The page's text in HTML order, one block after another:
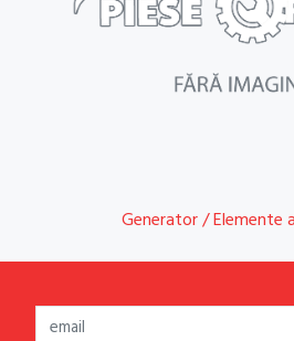
Generator / Elemente